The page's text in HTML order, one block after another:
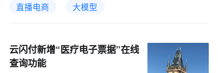
直播电商
大模型
云闪付新增“医疗电子票据”在线
查询功能